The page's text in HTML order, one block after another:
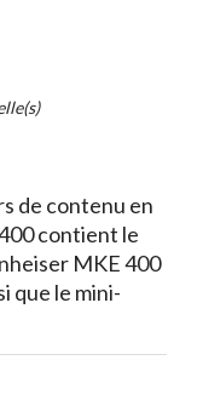
de contenu en
contient le
MKE 400
que le mini-